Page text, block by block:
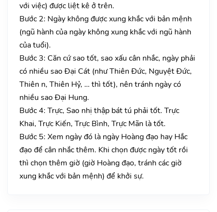
với việc) được liệt kê ở trên.
Bước 2: Ngày không được xung khắc với bản mệnh
(ngũ hành của ngày không xung khắc với ngũ hành
của tuổi).
Bước 3: Căn cứ sao tốt, sao xấu cân nhắc, ngày phải
có nhiều sao Đại Cát (như Thiên Đức, Nguyệt Đức,
Thiên n, Thiên Hỷ, … thì tốt), nên tránh ngày có
nhiều sao Đại Hung.
Bước 4: Trực, Sao nhị thập bát tú phải tốt. Trực
Khai, Trực Kiến, Trực Bình, Trực Mãn là tốt.
Bước 5: Xem ngày đó là ngày Hoàng đạo hay Hắc
đạo để cân nhắc thêm. Khi chọn được ngày tốt rồi
thì chọn thêm giờ (giờ Hoàng đạo, tránh các giờ
xung khắc với bản mệnh) để khởi sự.